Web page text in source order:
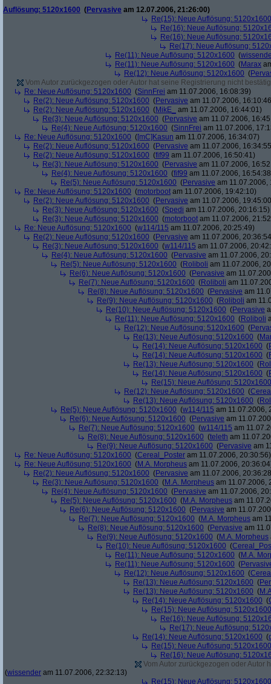
Auflösung: 5120x1600 (Pervasive am 12.07.2006, 21:26:00)
Re(15): Neue Auflösung: 5120x1600
Re(16): Neue Auflösung:
Re(16): Neue Auflösung:
Re(17): Neue Auflösung:
Re(11): Neue Auflösung: 5120x1600 (
Re(11): Neue Auflösung: 5120x1600 (Marax
Re(12): Neue Auflösung: 5120x1600 (
Vom Autor zurückgezogen oder Autor hat seine Registrierung nicht
Re: Neue Auflösung: 5120x1600 (SinnFrei am 11.07.2006, 16:08:39)
Re(2): Neue Auflösung: 5120x1600 (Pervasive am 11.07.2006,
Re(2): Neue Auflösung: 5120x1600 (MikE_
am 11.07.2006, 16:44:01)
Re(3): Neue Auflösung: 5120x1600 (Pervasive am 11.07.2006,
Re(4): Neue Auflösung: 5120x1600 (SinnFrei am 11.07.2006,
Re: Neue Auflösung: 5120x1600 ([mC]Kasun am 11.07.2006, 16:34:07)
Re(2): Neue Auflösung: 5120x1600 (Pervasive am 11.07.2006,
Re(2): Neue Auflösung: 5120x1600 (fif99 am 11.07.2006, 16:50:41)
Re(3): Neue Auflösung: 5120x1600 (Pervasive am 11.07.2006,
Re(4): Neue Auflösung: 5120x1600 (fif99 am 11.07.2006,
Re(5): Neue Auflösung: 5120x1600 (Pervasive am 11.07.2006,
Re: Neue Auflösung: 5120x1600 (motorboot am 11.07.2006, 19:42:10)
Re(2): Neue Auflösung: 5120x1600 (Pervasive am 11.07.2006,
Re(3): Neue Auflösung: 5120x1600 (Spedi am 11.07.2006, 20:16:15)
Re(3): Neue Auflösung: 5120x1600 (motorboot am 11.07.2006,
Re: Neue Auflösung: 5120x1600 (w114/115 am 11.07.2006, 20:25:49)
Re(2): Neue Auflösung: 5120x1600 (Pervasive am 11.07.2006,
Re(3): Neue Auflösung: 5120x1600 (w114/115 am 11.07.2006,
Re(4): Neue Auflösung: 5120x1600 (Pervasive am 11.07.2006,
Re(5): Neue Auflösung: 5120x1600 (Roliboli am 11.07.2006,
Re(6): Neue Auflösung: 5120x1600 (Pervasive am
Re(7): Neue Auflösung: 5120x1600 (Roliboli am
Re(8): Neue Auflösung: 5120x1600 (Pervasive am
Re(9): Neue Auflösung: 5120x1600 (Roliboli am
Re(10): Neue Auflösung: 5120x1600 (Pervasive
Re(11): Neue Auflösung: 5120x1600 (Roliboli
Re(12): Neue Auflösung: 5120x1600 (
Re(13): Neue Auflösung: 5120x1600 (
Re(14): Neue Auflösung: 5120x1600 (
Re(14): Neue Auflösung: 5120x1600 (
Re(13): Neue Auflösung: 5120x1600 (
Re(14): Neue Auflösung: 5120x1600 (
Re(15): Neue Auflösung: 5120x1600
Re(12): Neue Auflösung: 5120x1600 (
Re(13): Neue Auflösung: 5120x1600 (
Re(5): Neue Auflösung: 5120x1600 (w114/115 am 11.07.2006,
Re(6): Neue Auflösung: 5120x1600 (Pervasive am
Re(7): Neue Auflösung: 5120x1600 (w114/115 am
Re(8): Neue Auflösung: 5120x1600 (teleth am
Re(9): Neue Auflösung: 5120x1600 (Pervasive am
Re: Neue Auflösung: 5120x1600 (Cereal_Poster am 11.07.2006, 20:30:56)
Re: Neue Auflösung: 5120x1600 (M.A. Morpheus am 11.07.2006,
Re(2): Neue Auflösung: 5120x1600 (Pervasive am 11.07.2006,
Re(3): Neue Auflösung: 5120x1600 (M.A. Morpheus am 11.07.2006,
Re(4): Neue Auflösung: 5120x1600 (Pervasive am 11.07.2006,
Re(5): Neue Auflösung: 5120x1600 (M.A. Morpheus am
Re(6): Neue Auflösung: 5120x1600 (Pervasive am
Re(7): Neue Auflösung: 5120x1600 (M.A. Morpheus am
Re(8): Neue Auflösung: 5120x1600 (Pervasive am
Re(9): Neue Auflösung: 5120x1600 (M.A. Morpheus
Re(10): Neue Auflösung: 5120x1600 (
Re(11): Neue Auflösung: 5120x1600 (M.A.
Re(11): Neue Auflösung: 5120x1600 (
Re(12): Neue Auflösung: 5120x1600 (
Re(13): Neue Auflösung: 5120x1600 (
Re(13): Neue Auflösung: 5120x1600 (
Re(14): Neue Auflösung: 5120x1600 (
Re(15): Neue Auflösung: 5120x1600
Re(16): Neue Auflösung:
Re(17): Neue Auflösung:
Re(14): Neue Auflösung: 5120x1600 (
Re(15): Neue Auflösung: 5120x1600
Re(16): Neue Auflösung:
Vom Autor zurückgezogen oder Autor
(wissender am 11.07.2006, 22:32:13)
Re(15): Neue Auflösung: 5120x1600